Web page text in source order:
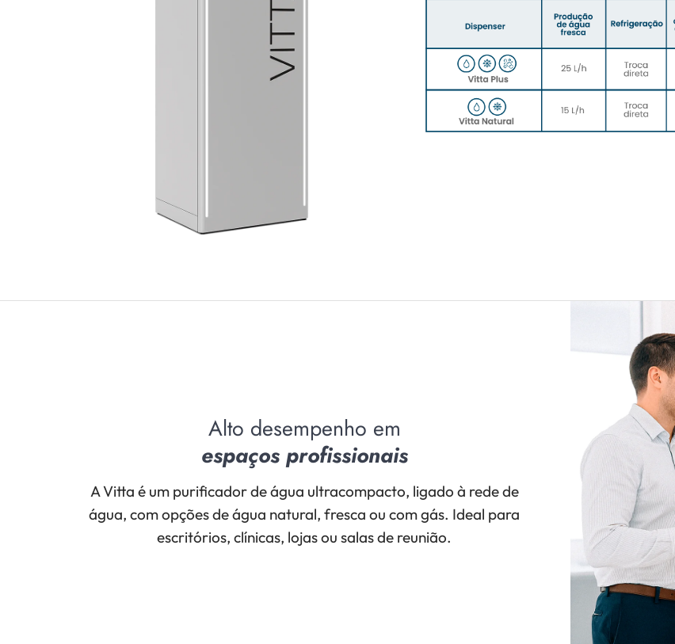
Alto desempenho em
espaços profissionais
A Vitta é um purificador de água ultracompacto, ligado à rede de
água, com opções de água natural, fresca ou com gás. Ideal para
escritórios, clínicas, lojas ou salas de reunião.